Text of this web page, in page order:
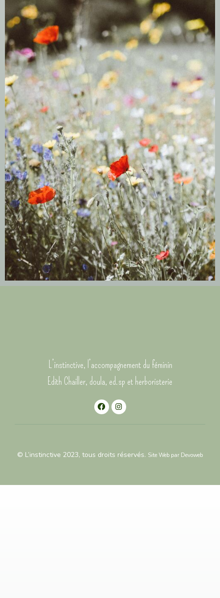
L’instinctive, l’accompagnement du féminin
Edith Chailler, doula, ed.sp et herboristerie
© L’instinctive 2023, tous droits réservés. Site Web par Devoweb